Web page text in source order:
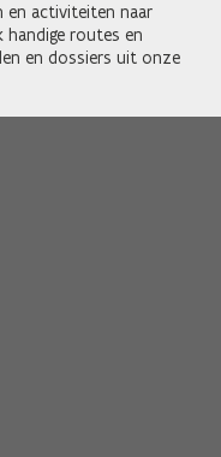
en activiteiten naar
handige routes en
en dossiers uit onze